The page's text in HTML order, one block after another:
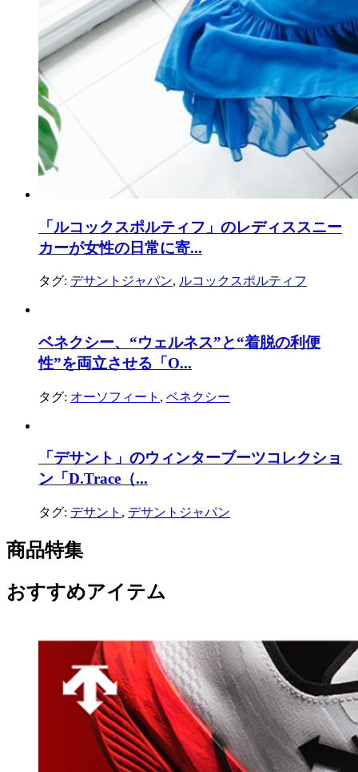
「ルコックスポルティフ」のレディススニー
カーが女性の日常に寄...
タグ: デサントジャパン, ルコックスポルティフ
ベネクシー、“ウェルネス”と“着脱の利便
性”を両立させる「O...
タグ: オーソフィート , ベネクシー
「デサント」のウィンターブーツコレクショ
ン「D.Trace（...
タグ: デサント , デサントジャパン
商品特集
おすすめアイテム